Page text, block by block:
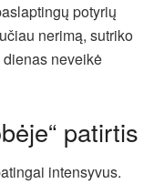
potyrių
nerimą, sutriko
neveikė
patirtis
intensyvus.